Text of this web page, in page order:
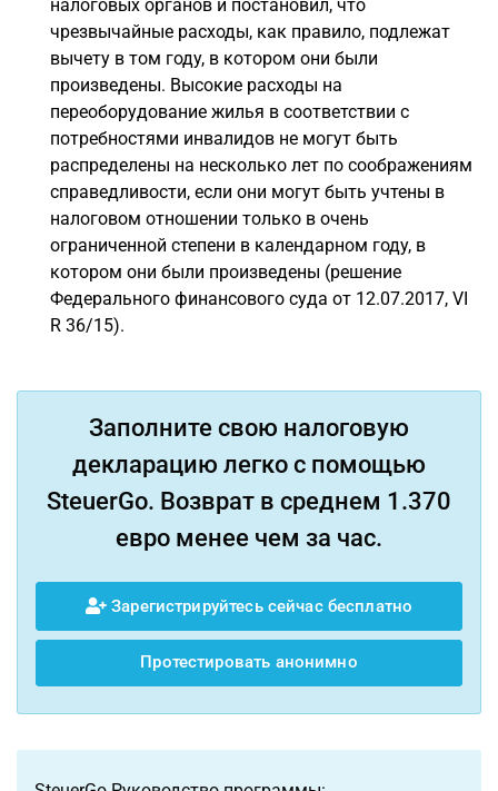
налоговых органов и постановил, что
чрезвычайные расходы, как правило, подлежат
вычету в том году, в котором они были
произведены. Высокие расходы на
переоборудование жилья в соответствии с
потребностями инвалидов не могут быть
распределены на несколько лет по соображениям
справедливости, если они могут быть учтены в
налоговом отношении только в очень
ограниченной степени в календарном году, в
котором они были произведены (решение
Федерального финансового суда от 12.07.2017, VI
R 36/15).
Заполните свою налоговую
декларацию легко с помощью
SteuerGo. Возврат в среднем 1.370
евро менее чем за час.
Зарегистрируйтесь сейчас бесплатно
Протестировать анонимно